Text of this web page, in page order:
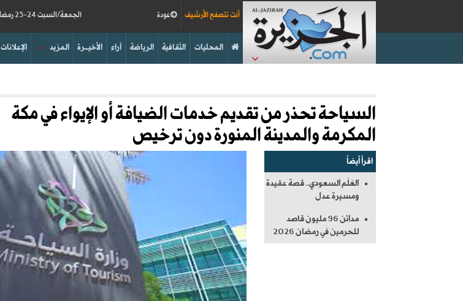
الجمعة/السبت 24-25 رمضان 1447 العدد 19209 عودة أنت تتصفح الأرشيف
الإعلانات المزيد الأخيــرة آراء الرياضة الثقافية المحليات
السياحة تحذر من تقديم خدمات الضيافة أو الإيواء في مكة
المكرمة والمدينة المنورة دون ترخيص
اقرأ أيضاً
العَلَم السعودي.. قصة عقيدة
ومسيرة عدل
مدائن 96 مليون قاصد
للحرمين في رمضان 2026